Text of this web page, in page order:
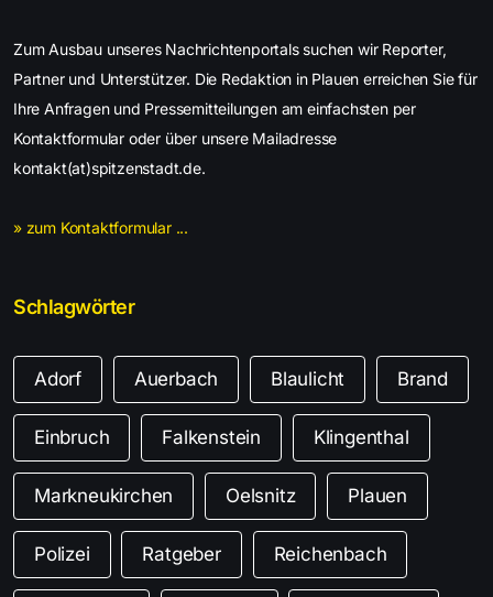
Zum Ausbau unseres Nachrichtenportals suchen wir Reporter,
Partner und Unterstützer. Die Redaktion in Plauen erreichen Sie für
Ihre Anfragen und Pressemitteilungen am einfachsten per
Kontaktformular oder über unsere Mailadresse
kontakt(at)spitzenstadt.de.
» zum Kontaktformular ...
Schlagwörter
Adorf Auerbach Blaulicht Brand
Einbruch Falkenstein Klingenthal
Markneukirchen Oelsnitz Plauen
Polizei Ratgeber Reichenbach